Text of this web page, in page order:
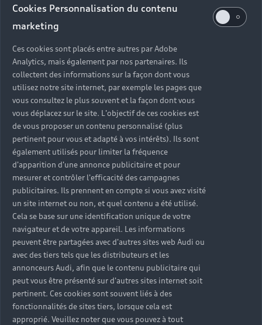
Cookies Personnalisation du contenu
marketing
Ces cookies sont placés entre autres par Adobe
Analytics, mais également par nos partenaires. Ils
collectent des informations sur la façon dont vous
utilisez notre site internet, par exemple les pages que
vous consultez le plus souvent et la façon dont vous
vous déplacez sur le site. L'objectif de ces cookies est
de vous proposer un contenu personnalisé (plus
pertinent pour vous et adapté à vos intérêts). Ils sont
également utilisés pour limiter la fréquence
d'apparition d'une annonce publicitaire et pour
mesurer et contrôler l'efficacité des campagnes
publicitaires. Ils prennent en compte si vous avez visité
un site internet ou non, et quel contenu a été utilisé.
Cela se base sur une identification unique de votre
navigateur et de votre appareil. Les informations
peuvent être partagées avec d'autres sites web Audi ou
avec des tiers tels que les distributeurs et les
annonceurs Audi, afin que le contenu publicitaire qui
peut vous être présenté sur d'autres sites internet soit
pertinent. Ces cookies sont souvent liés à des
fonctionnalités de sites tiers, lorsque cela est
approprié. Veuillez noter que vous pouvez à tout